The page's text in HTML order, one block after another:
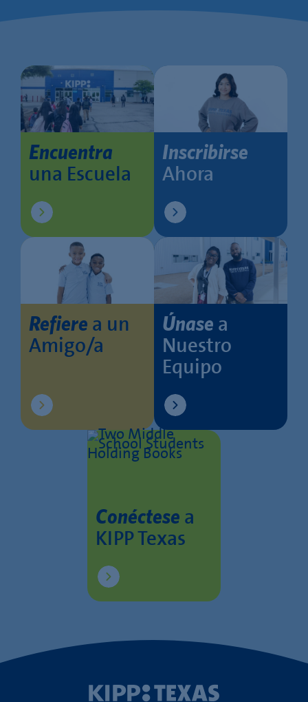
Encuentra
una Escuela
Inscribirse
Ahora
Refiere a un
Amigo/a
Únase a
Nuestro
Equipo
Conéctese a
KIPP Texas